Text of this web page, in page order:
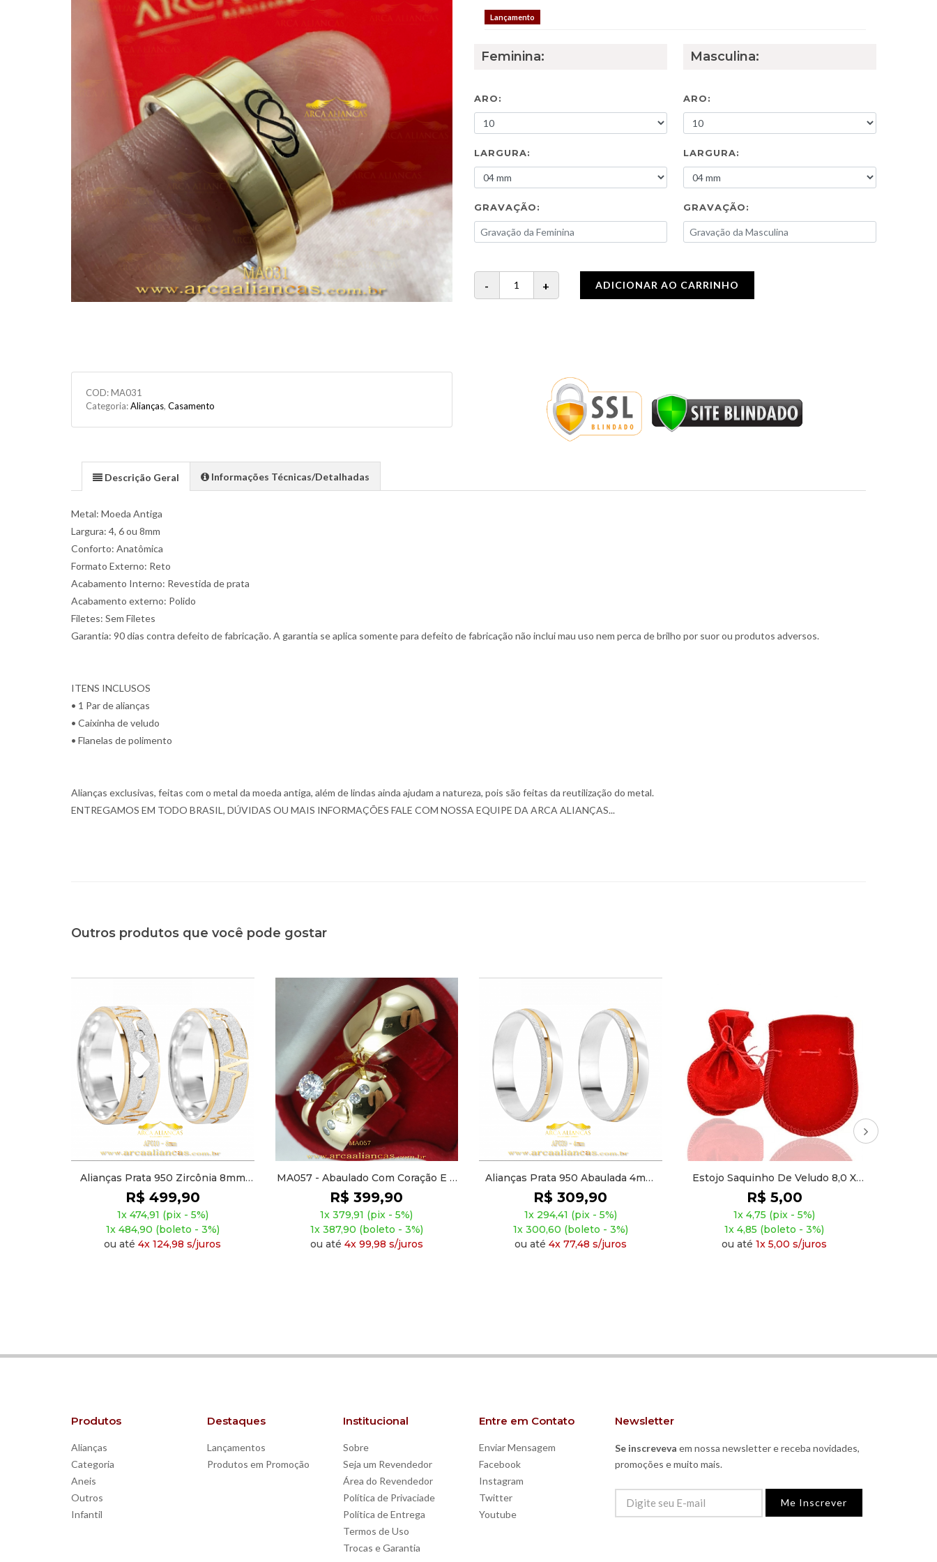
Lançamento
Feminina:
ARO:
LARGURA:
GRAVAÇÃO:
Masculina:
ARO:
LARGURA:
GRAVAÇÃO:
ADICIONAR AO CARRINHO
COD:MA031
Categoria:Alianças, Casamento
Descrição Geral Informações Técnicas/Detalhadas
Metal: Moeda Antiga
Largura: 4, 6 ou 8mm
Conforto: Anatômica
Formato Externo: Reto
Acabamento Interno: Revestida de prata
Acabamento externo: Polido
Filetes: Sem Filetes
Garantia: 90 dias contra defeito de fabricação. A garantia se aplica somente para defeito de fabricação não inclui mau uso nem perca de brilho por suor ou produtos adversos.
ITENS INCLUSOS
• 1 Par de alianças
• Caixinha de veludo
• Flanelas de polimento
Alianças exclusivas, feitas com o metal da moeda antiga, além de lindas ainda ajudam a natureza, pois são feitas da reutilização do metal.
ENTREGAMOS EM TODO BRASIL, DÚVIDAS OU MAIS INFORMAÇÕES FALE COM NOSSA EQUIPE DA ARCA ALIANÇAS...
Outros produtos que você pode gostar
MA057 - Abaulado Com Coração E 4
Pedras
R$ 399,90
1x 379,91 (pix - 5%)
1x 387,90 (boleto - 3%)
ou até4x 99,98 s/juros
Alianças Prata 950 Abaulada 4mm
AP039
R$ 309,90
1x 294,41 (pix - 5%)
1x 300,60 (boleto - 3%)
ou até4x 77,48 s/juros
Estojo Saquinho De Veludo 8,0 X
6,5cm
R$ 5,00
1x 4,75 (pix - 5%)
1x 4,85 (boleto - 3%)
ou até1x 5,00 s/juros
Alianças Prata 950 Reto 8mm
AP019
R$ 389,90
1x 370,41 (pix - 5%)
1x 378,20 (boleto - 3%)
ou até 4x 97,48 s/juros
Produtos
Alianças
Categoria
Aneis
Outros
Infantil
Destaques
Lançamentos
Produtos em Promoção
Institucional
Sobre
Seja um Revendedor
Área do Revendedor
Política de Privaciade
Política de Entrega
Termos de Uso
Trocas e Garantia
Entre em Contato
Enviar Mensagem
Facebook
Instagram
Twitter
Youtube
Newsletter
Se inscreveva em nossa newsletter e receba novidades,
promoções e muito mais.
Me Inscrever